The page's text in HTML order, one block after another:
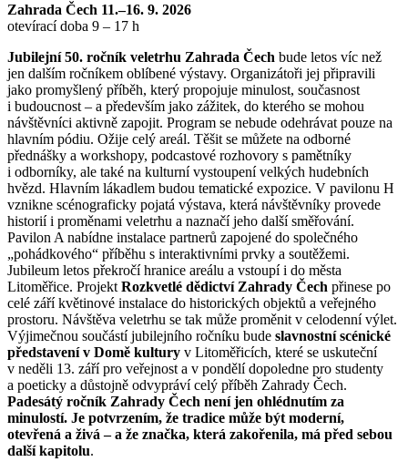
Zahrada Čech 11.–16. 9. 2026
otevírací doba 9 – 17 h
Jubilejní 50. ročník veletrhu Zahrada Čech bude letos víc než
jen dalším ročníkem oblíbené výstavy. Organizátoři jej připravili
jako promyšlený příběh, který propojuje minulost, současnost
i budoucnost – a především jako zážitek, do kterého se mohou
návštěvníci aktivně zapojit. Program se nebude odehrávat pouze na
hlavním pódiu. Ožije celý areál. Těšit se můžete na odborné
přednášky a workshopy, podcastové rozhovory s pamětníky
i odborníky, ale také na kulturní vystoupení velkých hudebních
hvězd. Hlavním lákadlem budou tematické expozice. V pavilonu H
vznikne scénograficky pojatá výstava, která návštěvníky provede
historií i proměnami veletrhu a naznačí jeho další směřování.
Pavilon A nabídne instalace partnerů zapojené do společného
„pohádkového“ příběhu s interaktivními prvky a soutěžemi.
Jubileum letos překročí hranice areálu a vstoupí i do města
Litoměřice. ProjektRozkvetlé dědictví Zahrady Čech přinese po
celé září květinové instalace do historických objektů a veřejného
prostoru. Návštěva veletrhu se tak může proměnit v celodenní výlet.
Výjimečnou součástí jubilejního ročníku bude slavnostní scénické
představení v Domě kultury v Litoměřicích, které se uskuteční
v neděli 13. září pro veřejnost a v pondělí dopoledne pro studenty
a poeticky a důstojně odvypráví celý příběh Zahrady Čech.
Padesátý ročník Zahrady Čech není jen ohlédnutím za
minulostí. Je potvrzením, že tradice může být moderní,
otevřená a živá – a že značka, která zakořenila, má před sebou
další kapitolu.